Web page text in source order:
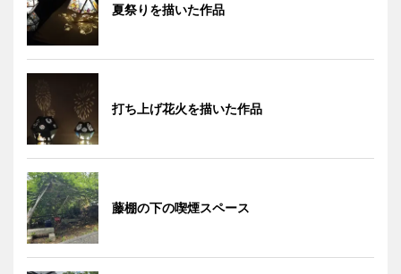
夏祭りを描いた作品
打ち上げ花火を描いた作品
藤棚の下の喫煙スペース